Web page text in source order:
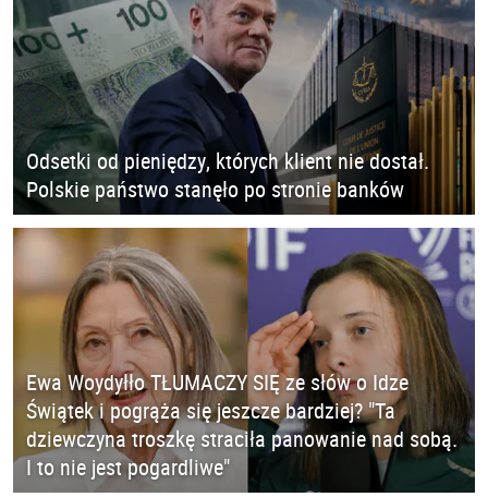
Odsetki od pieniędzy, których klient nie dostał.
Polskie państwo stanęło po stronie banków
Ewa Woydyłło TŁUMACZY SIĘ ze słów o Idze
Świątek i pogrąża się jeszcze bardziej? "Ta
dziewczyna troszkę straciła panowanie nad sobą.
I to nie jest pogardliwe"